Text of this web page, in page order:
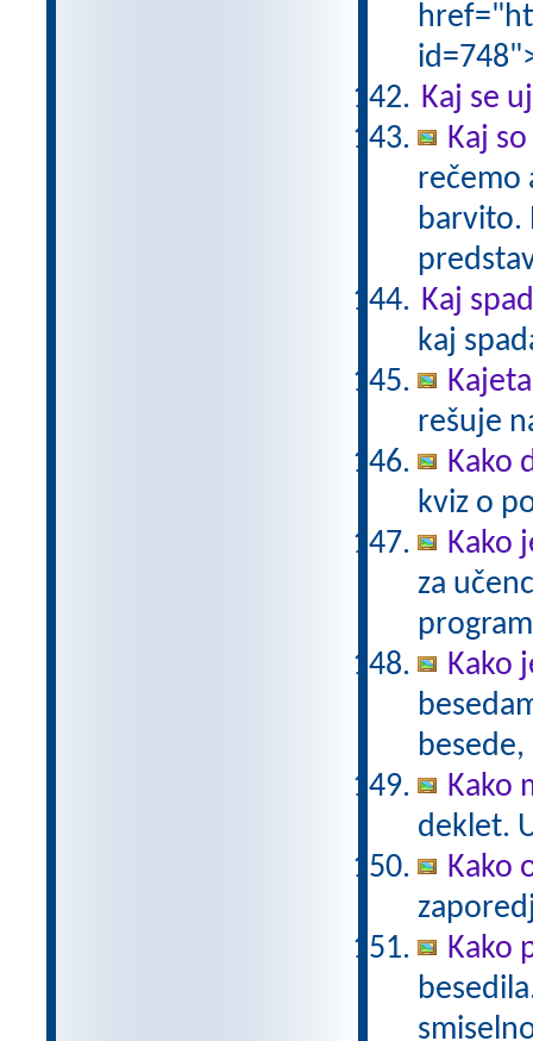
Kaj se
Kaj
rečemo
barvito.
Kaj
kaj
rešuje
Kako
kviz o
Kako
za
Kako
Kako
deklet.
Kako
Kako